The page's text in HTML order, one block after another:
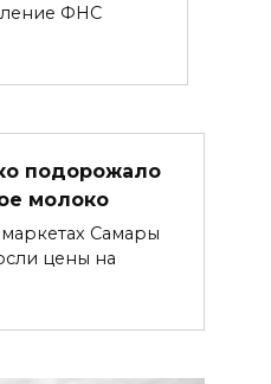
ФНС
подорожало
молоко
Самары
цены на